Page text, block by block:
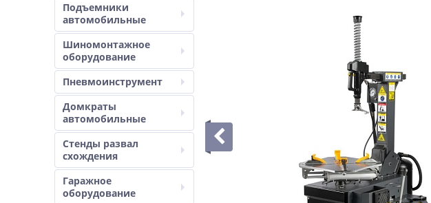
Подъемники
автомобильные
Шиномонтажное
оборудование
Пневмоинструмент
Домкраты
автомобильные
Стенды развал
схождения
Гаражное
оборудование